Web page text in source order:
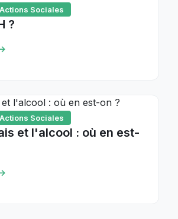
Sociales
?
Sociales
et l'alcool : où en est-